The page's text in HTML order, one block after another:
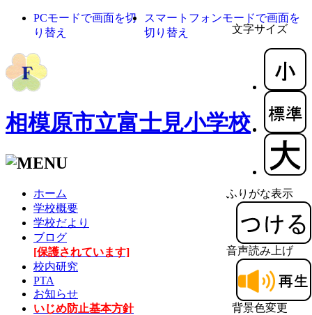
文字サイズ
ふりがな表示
音声読み上げ
背景色変更
PCモードで画面を切
り替え
スマートフォンモードで画面を
切り替え
相模原市立富士見小学校
ホーム
学校概要
学校だより
ブログ
[保護されています]
校内研究
PTA
お知らせ
いじめ防止基本方針